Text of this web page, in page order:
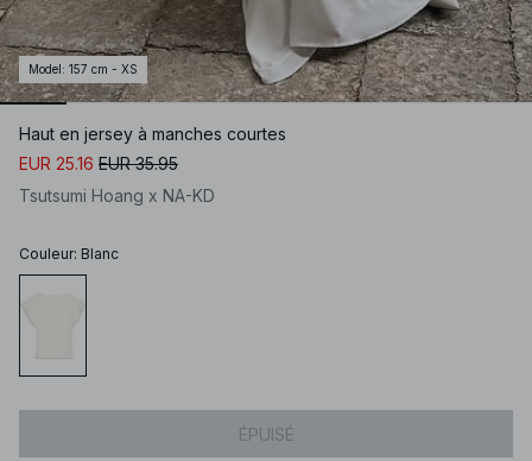
Model : 157 cm - XS
Haut en jersey à manches courtes
EUR 25.16 EUR 35.95
Tsutsumi Hoang x NA-KD
Couleur: Blanc
ÉPUISÉ